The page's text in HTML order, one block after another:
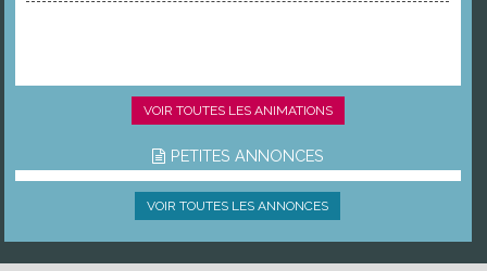
VOIR TOUTES LES ANIMATIONS
PETITES ANNONCES
VOIR TOUTES LES ANNONCES